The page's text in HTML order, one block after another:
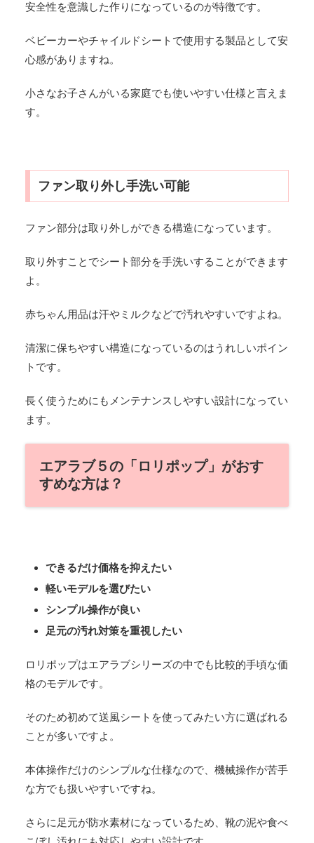
安全性を意識した作りになっているのが特徴です。
ベビーカーやチャイルドシートで使用する製品として安
心感がありますね。
小さなお子さんがいる家庭でも使いやすい仕様と言えま
す。
ファン取り外し手洗い可能
ファン部分は取り外しができる構造になっています。
取り外すことでシート部分を手洗いすることができます
よ。
赤ちゃん用品は汗やミルクなどで汚れやすいですよね。
清潔に保ちやすい構造になっているのはうれしいポイン
トです。
長く使うためにもメンテナンスしやすい設計になってい
ます。
エアラブ５の「ロリポップ」がおす
すめな方は？
できるだけ価格を抑えたい
軽いモデルを選びたい
シンプル操作が良い
足元の汚れ対策を重視したい
ロリポップはエアラブシリーズの中でも比較的手頃な価
格のモデルです。
そのため初めて送風シートを使ってみたい方に選ばれる
ことが多いですよ。
本体操作だけのシンプルな仕様なので、機械操作が苦手
な方でも扱いやすいですね。
さらに足元が防水素材になっているため、靴の泥や食べ